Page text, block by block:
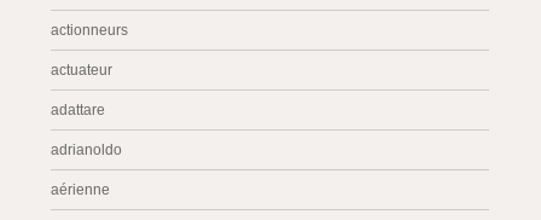
actionneurs
actuateur
adattare
adrianoldo
aérienne